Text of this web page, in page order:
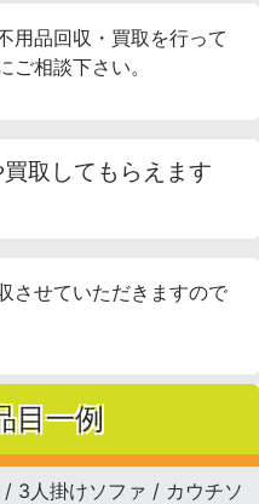
用品回収・買取を行って
ご相談下さい。
取してもらえます
させていただきますので
目一例
3人掛けソファ / カウチソ